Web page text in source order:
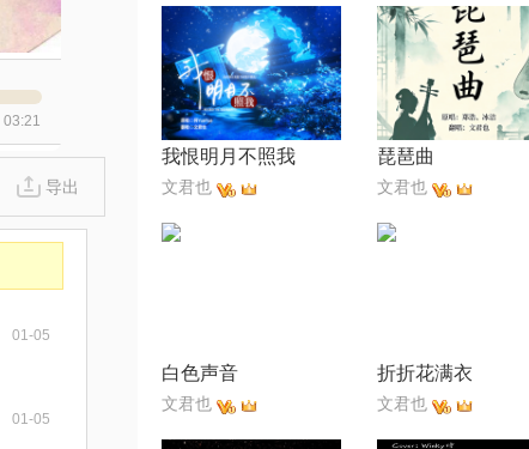
03:21
导出
01-05
01-05
我恨明月不照我
文君也
琵琶曲
文君也
白色声音
文君也
折折花满衣
文君也